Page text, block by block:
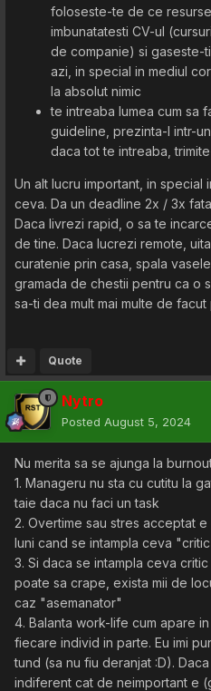
foloseste-te de ce
imbunatatesti CV-ul
de companie) si gaseste-
azi, in special in mediul
la absolut nimic
te intreaba lumea cum sa
guideline, prezinta-l intr-
daca tot te intreaba,
Un alt lucru important, in special
ceva. Da un deadline 2x / 3x
Daca livrezi rapid, o sa te
de tine. Daca lucrezi remote,
curatenie prin casa, spala
gramada de chestii pentru ca o
sa-ti dea mult mai multe de
Quote
Nytro
Posted August 5, 2024
Nu merita sa se ajunga la
1. Manageru nu sta cu cutitu la
taie daca nu faci un task
2. Overtime sau stres acceptat
luni cand se intampla ceva
3. Si daca se intampla ceva
poate sa crape, exista mii de
caz "asemanator"
4. Balanta work-life cum apare
fiecare individ in parte. Eu imi
tund (sa nu fiu deranjat :D).
indiferent cat de neimportant e